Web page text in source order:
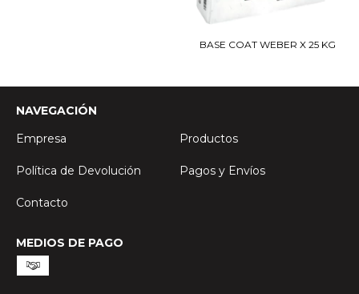
BASE COAT WEBER X 25 KG
NAVEGACIÓN
Empresa
Productos
Política de Devolución Pagos y Envíos
Contacto
MEDIOS DE PAGO